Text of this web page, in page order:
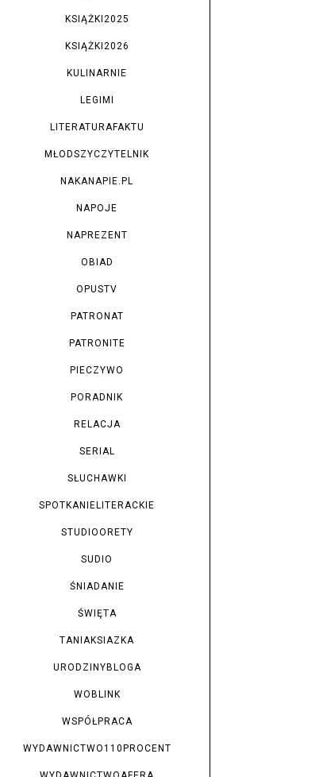
KSIĄŻKI2025
KSIĄŻKI2026
KULINARNIE
LEGIMI
LITERATURAFAKTU
MŁODSZYCZYTELNIK
NAKANAPIE.PL
NAPOJE
NAPREZENT
OBIAD
OPUSTV
PATRONAT
PATRONITE
PIECZYWO
PORADNIK
RELACJA
SERIAL
SŁUCHAWKI
SPOTKANIELITERACKIE
STUDIOORETY
SUDIO
ŚNIADANIE
ŚWIĘTA
TANIAKSIAZKA
URODZINYBLOGA
WOBLINK
WSPÓŁPRACA
WYDAWNICTWO110PROCENT